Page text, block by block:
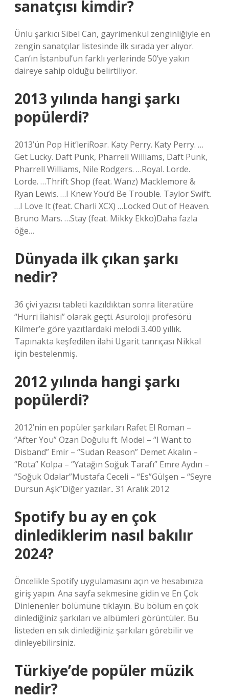
sanatçısı kimdir?
Ünlü şarkıcı Sibel Can, gayrimenkul zenginliğiyle en
zengin sanatçılar listesinde ilk sırada yer alıyor.
Can’ın İstanbul’un farklı yerlerinde 50’ye yakın
daireye sahip olduğu belirtiliyor.
2013 yılında hangi şarkı
popülerdi?
2013’ün Pop Hit’leriRoar. Katy Perry. Katy Perry. …
Get Lucky. Daft Punk, Pharrell Williams, Daft Punk,
Pharrell Williams, Nile Rodgers. …Royal. Lorde.
Lorde. …Thrift Shop (feat. Wanz) Macklemore &
Ryan Lewis. …I Knew You’d Be Trouble. Taylor Swift.
…I Love It (feat. Charli XCX) …Locked Out of Heaven.
Bruno Mars. …Stay (feat. Mikky Ekko)Daha fazla
öğe…
Dünyada ilk çıkan şarkı
nedir?
36 çivi yazısı tableti kazıldıktan sonra literatüre
“Hurri İlahisi” olarak geçti. Asuroloji profesörü
Kilmer’e göre yazıtlardaki melodi 3.400 yıllık.
Tapınakta keşfedilen ilahi Ugarit tanrıçası Nikkal
için bestelenmiş.
2012 yılında hangi şarkı
popülerdi?
2012’nin en popüler şarkıları Rafet El Roman –
“After You” Ozan Doğulu ft. Model – “I Want to
Disband” Emir – “Sudan Reason” Demet Akalın –
“Rota” Kolpa – “Yatağın Soğuk Tarafı” Emre Aydın –
“Soğuk Odalar”Mustafa Ceceli – “Es”Gülşen – “Seyre
Dursun Aşk”Diğer yazılar.. 31 Aralık 2012
Spotify bu ay en çok
dinlediklerim nasıl bakılır
2024?
Öncelikle Spotify uygulamasını açın ve hesabınıza
giriş yapın. Ana sayfa sekmesine gidin ve En Çok
Dinlenenler bölümüne tıklayın. Bu bölüm en çok
dinlediğiniz şarkıları ve albümleri görüntüler. Bu
listeden en sık dinlediğiniz şarkıları görebilir ve
dinleyebilirsiniz.
Türkiye’de popüler müzik
nedir?